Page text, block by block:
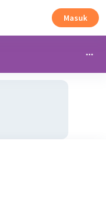
Masuk